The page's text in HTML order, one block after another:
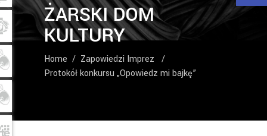
ŻARSKI DOM
KULTURY
Home / Zapowiedzi Imprez
/
Protokół konkursu „Opowiedz mi bajkę”